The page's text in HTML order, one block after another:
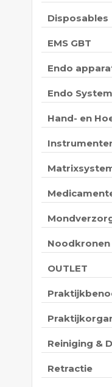
Disposables
EMS GBT
Endo
Endo
Hand- en
Noodkronen
OUTLET
Reiniging &
Retractie